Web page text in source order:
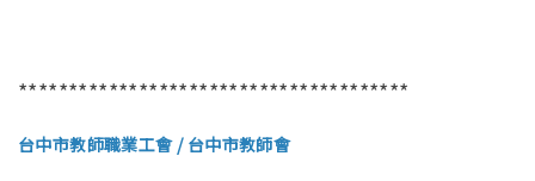
***************************************
台中市教師職業工會 / 台中市教師會